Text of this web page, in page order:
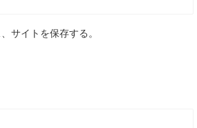
サイトを保存する。